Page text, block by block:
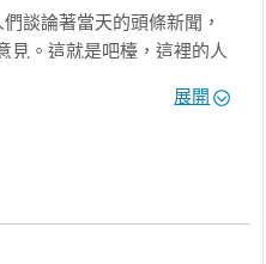
享的250道傳統小酒館料理與
的講究與自豪。」
談論著當天的頭條新聞，
見。這就是吧檯，這裡的人
我們又留下來喝起開胃
是開玩笑的，小酒館這個
禱呢。
展開